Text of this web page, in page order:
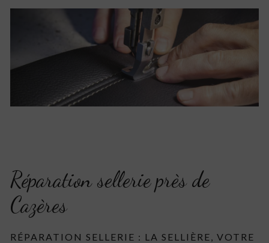
Réparation sellerie près de
Cazères
RÉPARATION SELLERIE : LA SELLIÈRE, VOTRE